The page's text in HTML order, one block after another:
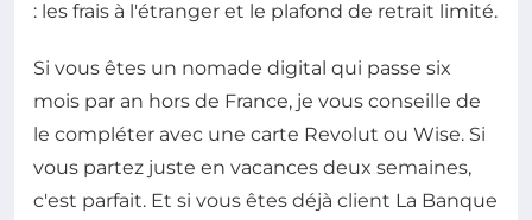
: les frais à l'étranger et le plafond de retrait limité.
Si vous êtes un nomade digital qui passe six
mois par an hors de France, je vous conseille de
le compléter avec une carte Revolut ou Wise. Si
vous partez juste en vacances deux semaines,
c'est parfait. Et si vous êtes déjà client La Banque